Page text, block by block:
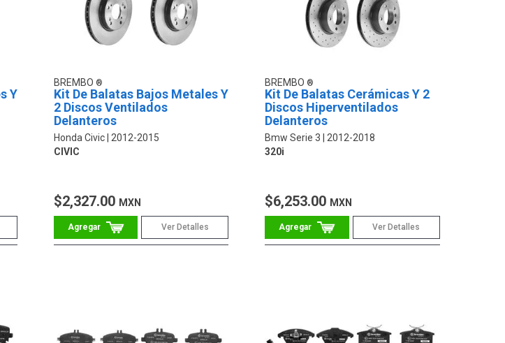
Y
BREMBO
Kit De Balatas Bajos Metales Y
2 Discos Ventilados
Delanteros
Honda Civic
2012-2015
CIVIC
$2,327.00 MXN
Ver Detalles
BREMBO
Kit De Balatas Cerámicas Y 2
Discos Hiperventilados
Delanteros
Bmw Serie 3
2012-2018
320i
$6,253.00 MXN
Ver Detalles